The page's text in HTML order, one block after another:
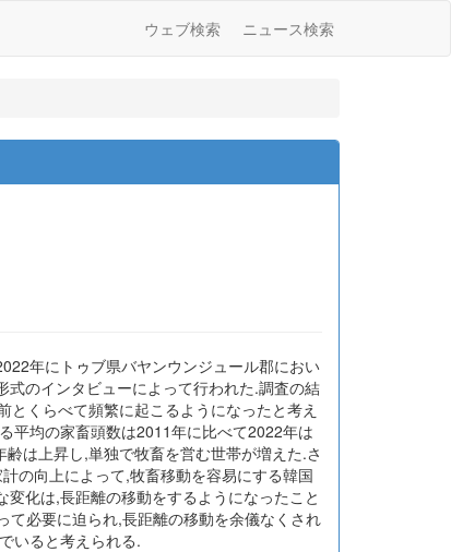
ウェブ検索 ニュース検索
年にトゥブ県バヤンウンジュール郡におい
のインタビューによって行われた.調査の結
くらべて頻繁に起こるようになったと考え
平均の家畜頭数は2011年に比べて2022年は
は上昇し,単独で牧畜を営む世帯が増えた.さ
の向上によって,牧畜移動を容易にする韓国
化は,長距離の移動をするようになったこと
必要に迫られ,長距離の移動を余儀なくされ
いると考えられる.